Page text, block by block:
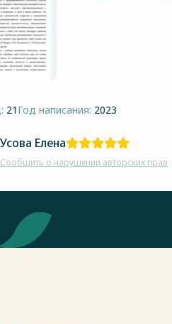
21 Год написания: 2023
Усова Елена
Сообщить о нарушении авторских прав